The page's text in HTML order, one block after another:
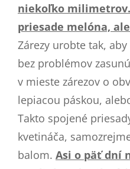
niekoľko
priesade melóna,
Zárezy urobte tak,
bez problémov
v mieste zárezov o
lepiacou páskou,
Takto spojené
kvetináča,
balom. Asi o päť dní